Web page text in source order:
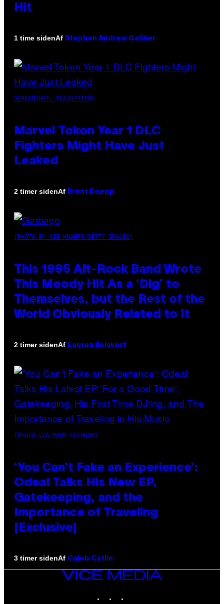
Hit
1 time sidenAf Stephen Andrew Galiher
SCREENSHOT: PLAYSTATION
Marvel Tokon Year 1 DLC
Fighters Might Have Just
Leaked
2 timer sidenAf Brent Koepp
(PHOTO BY GIE KNAEPS/GETTY IMAGES)
This 1995 Alt-Rock Band Wrote
This Moody Hit As a ‘Dig’ to
Themselves, but the Rest of the
World Obviously Related to It
2 timer sidenAf Lauren Boisvert
(PHOTO VIA MARK CLENNON)
‘You Can’t Fake an Experience’:
Odeal Talks His New EP,
Gatekeeping, and the
Importance of Traveling
[Exclusive]
3 timer sidenAf Caleb Catlin
VICE
MEDIA